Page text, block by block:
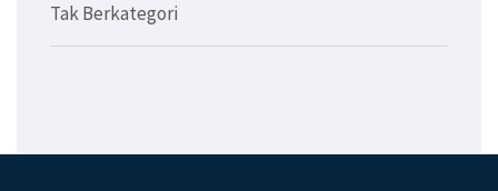
Tak Berkategori